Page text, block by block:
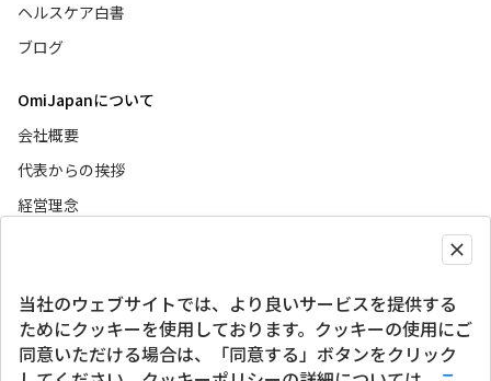
ヘルスケア白書
ブログ
OmiJapanについて
会社概要
代表からの挨拶
経営理念
グローバルサイト
SNSアカウント
当社のウェブサイトでは、より良いサービスを提供する
ためにクッキーを使用しております。クッキーの使用にご
同意いただける場合は、「同意する」ボタンをクリック